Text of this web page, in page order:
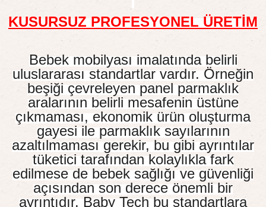
KUSURSUZ PROFESYONEL ÜRETİM
Bebek mobilyası imalatında belirli
uluslararası standartlar vardır. Örneğin
beşiği çevreleyen panel parmaklık
aralarının belirli mesafenin üstüne
çıkmaması, ekonomik ürün oluşturma
gayesi ile parmaklık sayılarının
azaltılmaması gerekir, bu gibi ayrıntılar
tüketici tarafından kolaylıkla fark
edilmese de bebek sağlığı ve güvenliği
açısından son derece önemli bir
ayrıntıdır. Baby Tech bu standartlara